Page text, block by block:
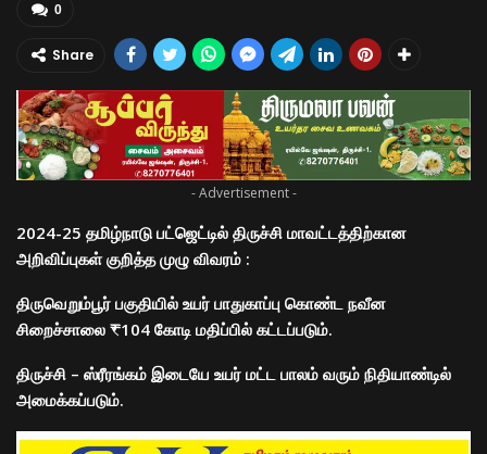
0
Share
- Advertisement -
2024-25 தமிழ்நாடு பட்ஜெட்டில் திருச்சி மாவட்டத்திற்கான
அறிவிப்புகள் குறித்த முழு விவரம் :
திருவெறும்பூர் பகுதியில் உயர் பாதுகாப்பு கொண்ட நவீன
சிறைச்சாலை ₹104 கோடி மதிப்பில் கட்டப்படும்.
திருச்சி – ஸ்ரீரங்கம் இடையே உயர் மட்ட பாலம் வரும் நிதியாண்டில்
அமைக்கப்படும்.